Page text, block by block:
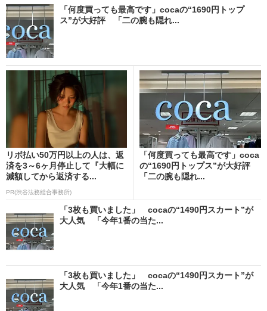
「何度買っても最高です」cocaの“1690円トップ
ス”が大好評 「二の腕も隠れ...
リボ払い50万円以上の人は、返
済を3～6ヶ月停止して『大幅に
減額してから返済する...
PR(渋谷法務総合事務所)
「何度買っても最高です」coca
の“1690円トップス”が大好評
「二の腕も隠れ...
「3枚も買いました」 cocaの“1490円スカート”が
大人気 「今年1番の当た...
「3枚も買いました」 cocaの“1490円スカート”が
大人気 「今年1番の当た...